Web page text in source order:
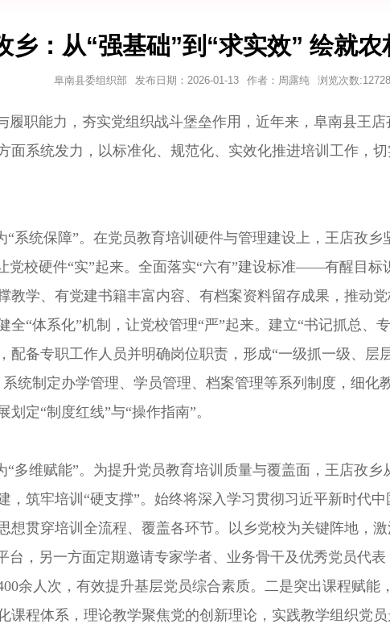
乡：从“强基础”到“求实效” 绘就
阜南县委组织部 发布日期： 2026-01-13 作者： 周露纯 浏览次数:12728
职能力，夯实党组织战斗堡垒作用，近年来，阜南县王店
面系统发力，以标准化、规范化、实效化推进培训工作，
系统保障”。 在党员教育培训硬件与管理建设上，王店孜
党校硬件“实”起来。全面落实“六有”建设标准——有醒目
教学、有党建书籍丰富内容、有档案资料留存成果，推动
全“体系化”机制，让党校管理“严”起来。建立“书记抓总、
配备专职工作人员并明确岗位职责，形成“一级抓一级、层
统制定办学管理、学员管理、档案管理等系列制度，细化
定“制度红线”与“操作指南”。
多维赋能”。 为提升党员教育培训质量与覆盖面，王店孜
，筑牢培训“硬支撑”。始终将深入学习贯彻习近平新时代
想贯穿培训全流程、覆盖各环节。以乡党校为关键阵地，
台，另一方面定期邀请专家学者、业务骨干及优秀党员代
余人次，有效提升基层党员综合素质。二是突出课程赋能
课程体系，理论教学聚焦党的创新理论，实践教学组织党